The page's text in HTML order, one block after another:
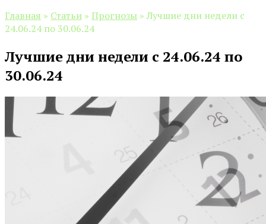
Главная » Статьи » Прогнозы » Лучшие дни недели с
24.06.24 по 30.06.24
Лучшие дни недели с 24.06.24 по
30.06.24